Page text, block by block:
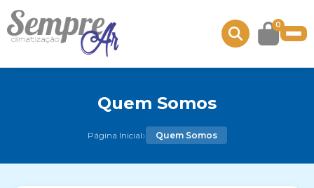
0
Quem Somos
Página Inicial› Quem Somos